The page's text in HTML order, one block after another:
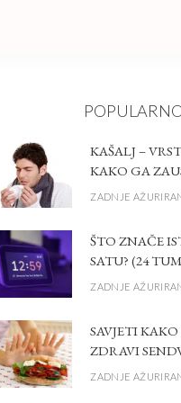
KAŠALJ –
KAKO GA
ZADNJE
ŠTO ZNAČE
SATU? (24
ZADNJE
SAVJETI
ZDRAVI
ZADNJE